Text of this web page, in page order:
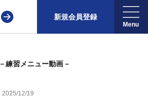
新規会員登録
－練習メニュー動画－
2025/12/19